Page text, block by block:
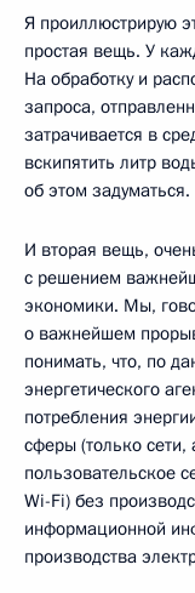
Я проиллюстрирую
простая вещь. У
На обработку и
запроса,
затрачивается в
вскипятить литр
об этом задуматься.
И вторая вещь,
с решением
экономики. Мы,
о важнейшем
понимать, что, по
энергетического
потребления
сферы (только сети,
пользовательское
Wi-Fi) без
информационной
производства